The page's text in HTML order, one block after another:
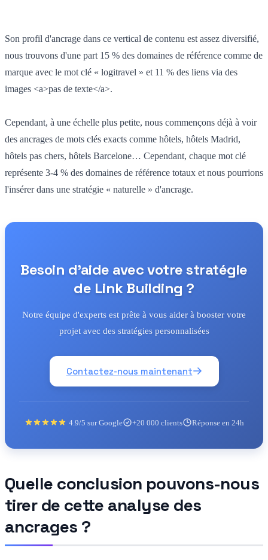
Son profil d'ancrage dans ce vertical de contenu est assez diversifié,
nous trouvons d'une part 15 % des domaines de référence comme de
marque avec le mot clé « logitravel » et 11 % des liens via des
images <a>pas de texte</a>.
Cependant, à une échelle plus petite, nous commençons déjà à voir
des ancrages de mots clés exacts comme hôtels, hôtels Madrid,
hôtels pas chers, hôtels Barcelone… Cependant, chaque mot clé
représente 3-4 % des domaines de référence totaux et nous pourrions
l'insérer dans une stratégie « naturelle » d'ancrage.
Besoin d'aide avec votre stratégie
de Link Building ?
Notre équipe d'experts est prête à vous aider à booster votre
projet avec des stratégies personnalisées
Contactez-nous maintenant
4.9/5 sur Google +20 000 clients Réponse en 24h
Quelle conclusion pouvons-nous
tirer de cette analyse des
ancrages ?